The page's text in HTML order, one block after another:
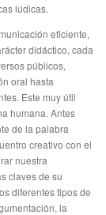
lúdicas.
eficiente,
didáctico, cada
públicos,
oral hasta
Este muy útil
humana. Antes
de la palabra
creativo con el
nuestra
claves de su
diferentes tipos de
la